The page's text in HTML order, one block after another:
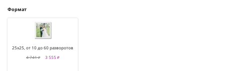
Формат
25х25, от 10 до 60 разворотов
4 741 ₽
3 555 ₽